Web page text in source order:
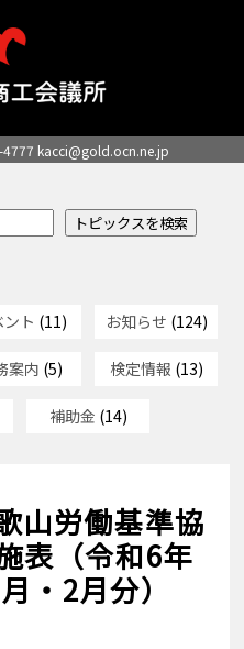
4777 kacci@gold.ocn.ne.jp
ト (11) お知らせ (124)
案内 (5) 検定情報 (13)
補助金 (14)
山労働基準協
表（令和6年
・2月分）